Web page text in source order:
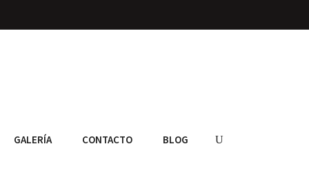
GALERÍA CONTACTO BLOG